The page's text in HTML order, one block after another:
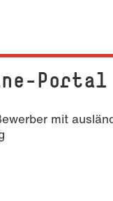
Portal
mit